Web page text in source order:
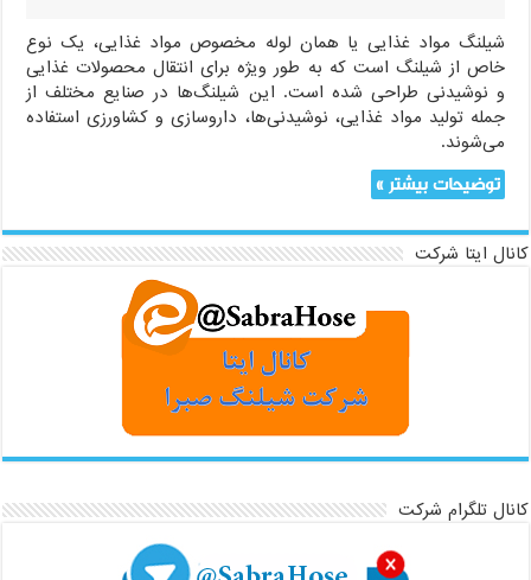
شیلنگ مواد غذایی یا همان لوله مخصوص مواد غذایی، یک نوع
خاص از شیلنگ است که به طور ویژه برای انتقال محصولات غذایی
و نوشیدنی طراحی شده است. این شیلنگ‌ها در صنایع مختلف از
جمله تولید مواد غذایی، نوشیدنی‌ها، داروسازی و کشاورزی استفاده
می‌شوند.
توضیحات بیشتر »
کانال ایتا شرکت
کانال تلگرام شرکت